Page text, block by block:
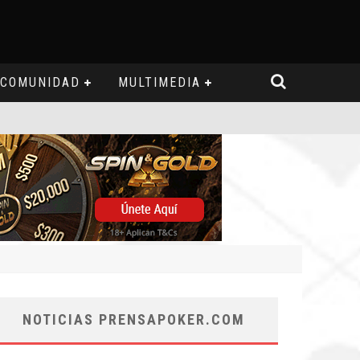
COMUNIDAD MULTIMEDIA
NOTICIAS PRENSAPOKER.COM